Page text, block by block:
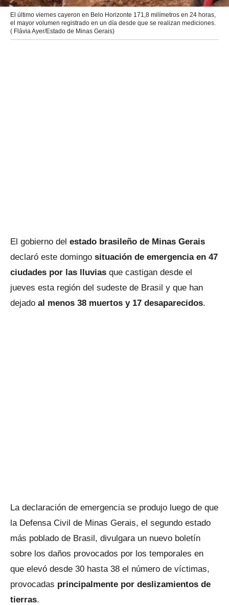
El último viernes cayeron en Belo Horizonte 171,8 milímetros en 24 horas,
el mayor volumen registrado en un día desde que se realizan mediciones.
( Flávia Ayer/Estado de Minas Gerais)
El gobierno del estado brasileño de Minas Gerais
declaró este domingo situación de emergencia en 47
ciudades por las lluvias que castigan desde el
jueves esta región del sudeste de Brasil y que han
dejado al menos 38 muertos y 17 desaparecidos.
La declaración de emergencia se produjo luego de que
la Defensa Civil de Minas Gerais, el segundo estado
más poblado de Brasil, divulgara un nuevo boletín
sobre los daños provocados por los temporales en
que elevó desde 30 hasta 38 el número de víctimas,
provocadas principalmente por deslizamientos de
tierras.